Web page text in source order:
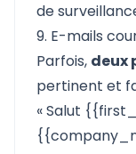
de
9. E-mails
Parfois, deux
pertinent et
« Salut